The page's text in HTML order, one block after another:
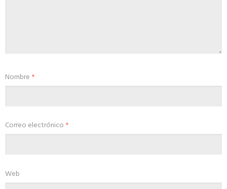
Nombre *
Correo electrónico *
Web